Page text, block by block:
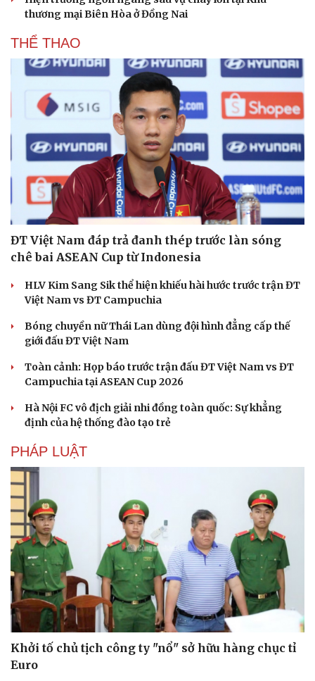
Sân khấu - Điện ảnh
Văn học
Âm nhạc
Di sản
Nghệ sĩ
Sao Việt
thương mại Biên Hòa ở Đồng Nai
THỂ THAO
ĐT Việt Nam đáp trả đanh thép trước làn sóng
chê bai ASEAN Cup từ Indonesia
HLV Kim Sang Sik thể hiện khiếu hài hước trước trận ĐT
Việt Nam vs ĐT Campuchia
Bóng chuyền nữ Thái Lan dùng đội hình đẳng cấp thế
giới đấu ĐT Việt Nam
Toàn cảnh: Họp báo trước trận đấu ĐT Việt Nam vs ĐT
Campuchia tại ASEAN Cup 2026
Hà Nội FC vô địch giải nhi đồng toàn quốc: Sự khẳng
định của hệ thống đào tạo trẻ
PHÁP LUẬT
Khởi tố chủ tịch công ty "nổ" sở hữu hàng chục tỉ
Euro